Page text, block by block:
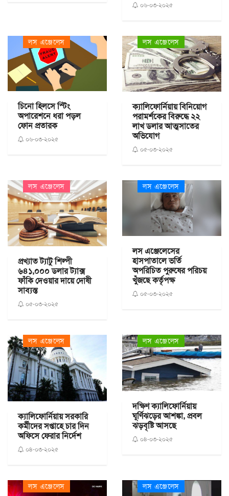
০৬-০৩-২০২৫
লস এঞ্জেলেস
চিনো হিলসে স্টিং
অপারেশনে ধরা পড়ল
ফোন প্রতারক
০৬-০৩-২০২৫
লস এঞ্জেলেস
ক্যালিফোর্নিয়ায় বিনিয়োগ
পরামর্শকের বিরুদ্ধে ২২
লাখ ডলার আত্মসাতের
অভিযোগ
০৫-০৩-২০২৫
লস এঞ্জেলেস
প্রখ্যাত ট্যাটু শিল্পী
৬৪১,০০০ ডলার ট্যাক্স
ফাঁকি দেওয়ার দায়ে দোষী
সাব্যস্ত
০৫-০৩-২০২৫
লস এঞ্জেলেস
লস এঞ্জেলেসের
হাসপাতালে ভর্তি
অপরিচিত পুরুষের পরিচয়
খুঁজছে কর্তৃপক্ষ
০৫-০৩-২০২৫
লস এঞ্জেলেস
ক্যালিফোর্নিয়ায় সরকারি
কর্মীদের সপ্তাহে চার দিন
অফিসে ফেরার নির্দেশ
০৪-০৩-২০২৫
লস এঞ্জেলেস
দক্ষিণ ক্যালিফোর্নিয়ায়
ঘূর্ণিঝড়ের আশঙ্কা, প্রবল
ঝড়বৃষ্টি আসছে
০৪-০৩-২০২৫
লস এঞ্জেলেস লস এঞ্জেলেস